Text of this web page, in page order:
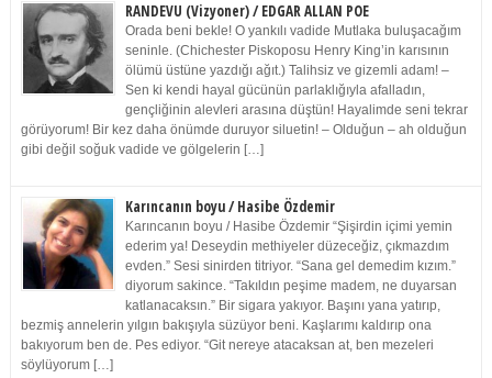
RANDEVU (Vizyoner) / EDGAR ALLAN POE
Orada beni bekle! O yankılı vadide Mutlaka buluşacağım
seninle. (Chichester Piskoposu Henry King’in karısının
ölümü üstüne yazdığı ağıt.) Talihsiz ve gizemli adam! –
Sen ki kendi hayal gücünün parlaklığıyla afalladın,
gençliğinin alevleri arasına düştün! Hayalimde seni tekrar
görüyorum! Bir kez daha önümde duruyor siluetin! – Olduğun – ah olduğun
gibi değil soğuk vadide ve gölgelerin […]
Karıncanın boyu / Hasibe Özdemir
Karıncanın boyu / Hasibe Özdemir “Şişirdin içimi yemin
ederim ya! Deseydin methiyeler düzeceğiz, çıkmazdım
evden.” Sesi sinirden titriyor. “Sana gel demedim kızım.”
diyorum sakince. “Takıldın peşime madem, ne duyarsan
katlanacaksın.” Bir sigara yakıyor. Başını yana yatırıp,
bezmiş annelerin yılgın bakışıyla süzüyor beni. Kaşlarımı kaldırıp ona
bakıyorum ben de. Pes ediyor. “Git nereye atacaksan at, ben mezeleri
söylüyorum […]